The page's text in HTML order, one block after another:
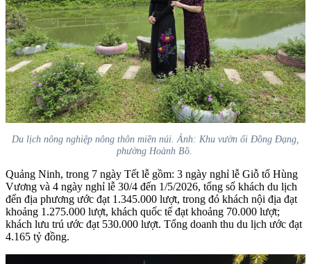
Du lịch nông nghiệp nông thôn miền núi. Ảnh: Khu vườn ổi Đồng Đạng,
phường Hoành Bồ.
Quảng Ninh, trong 7 ngày Tết lễ gồm: 3 ngày nghỉ lễ Giỗ tổ Hùng
Vương và 4 ngày nghỉ lễ 30/4 đến 1/5/2026, tổng số khách du lịch
đến địa phương ước đạt 1.345.000 lượt, trong đó khách nội địa đạt
khoảng 1.275.000 lượt, khách quốc tế đạt khoảng 70.000 lượt;
khách lưu trú ước đạt 530.000 lượt. Tổng doanh thu du lịch ước đạt
4.165 tỷ đồng.